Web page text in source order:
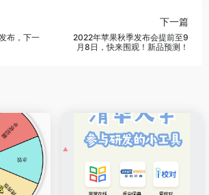
布，下一
下一篇
2022年苹果秋季发布会提前至9
月8日，快来围观！新品预测！